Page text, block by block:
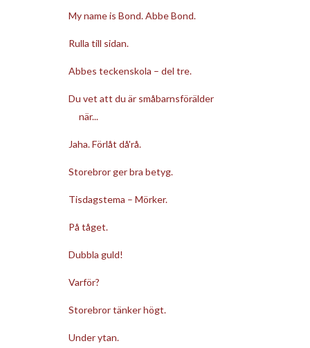
My name is Bond. Abbe Bond.
Rulla till sidan.
Abbes teckenskola – del tre.
Du vet att du är småbarnsförälder
när...
Jaha. Förlåt då'rå.
Storebror ger bra betyg.
Tisdagstema – Mörker.
På tåget.
Dubbla guld!
Varför?
Storebror tänker högt.
Under ytan.